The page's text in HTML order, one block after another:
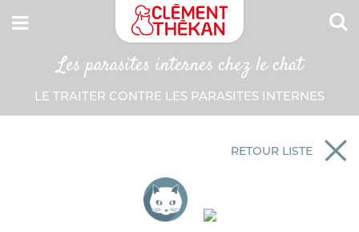
ESPACE PHARMACIEN
Les parasites internes chez le chat
LE TRAITER CONTRE LES PARASITES INTERNES
RETOUR LISTE
CONNEXION